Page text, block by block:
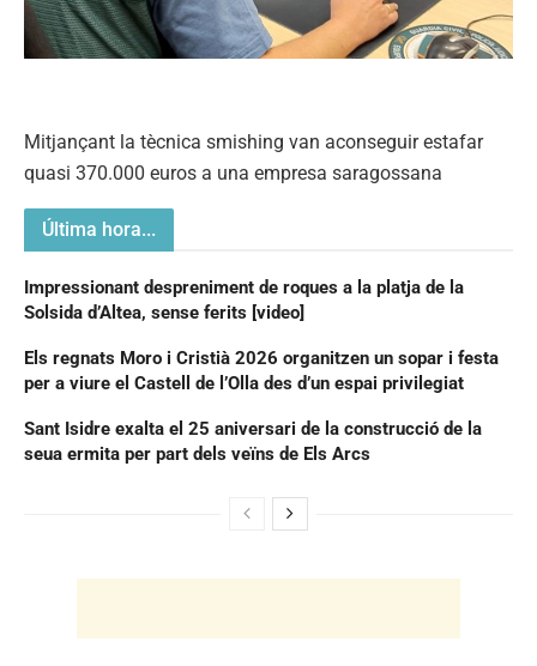
Mitjançant la tècnica smishing van aconseguir estafar
quasi 370.000 euros a una empresa saragossana
Última hora...
Impressionant despreniment de roques a la platja de la
Solsida d’Altea, sense ferits [video]
Els regnats Moro i Cristià 2026 organitzen un sopar i festa
per a viure el Castell de l’Olla des d’un espai privilegiat
Sant Isidre exalta el 25 aniversari de la construcció de la
seua ermita per part dels veïns de Els Arcs